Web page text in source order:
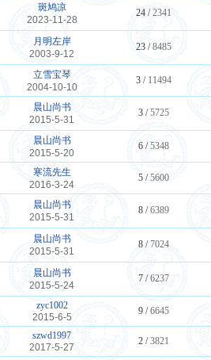
斑鸠凉
2023-11-28
24 /2341
月明左岸
2003-9-12
23 /8485
立雪宝琴
2004-10-10
3 / 11494
晨山尚书
2015-5-31
3 /5725
晨山尚书
2015-5-20
6 /5348
寒流先生
2016-3-24
5 /5600
晨山尚书
2015-5-31
8 /6389
晨山尚书
2015-5-31
8 /7024
晨山尚书
2015-5-24
7 /6237
zyc1002
2015-6-5
9 /6645
szwd1997
2017-5-27
2 /3821